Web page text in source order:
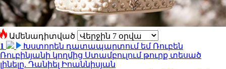
Ամենադիտված
1
Խստորեն դատապարտում եմ Ռուբեն
Ռուբինյանի կողմից Ստամբուլում թուրք տեսած
լինելը. Դանիել Իոաննիսյան